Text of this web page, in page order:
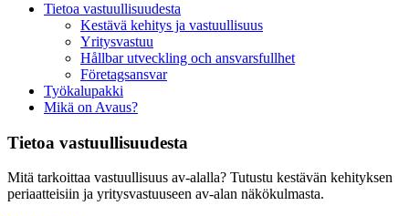
Tietoa vastuullisuudesta
Kestävä kehitys ja vastuullisuus
Yritysvastuu
Hållbar utveckling och ansvarsfullhet
Företagsansvar
Työkalupakki
Mikä on Avaus?
Tietoa vastuullisuudesta
Mitä tarkoittaa vastuullisuus av-alalla? Tutustu kestävän kehityksen
periaatteisiin ja yritysvastuuseen av-alan näkökulmasta.